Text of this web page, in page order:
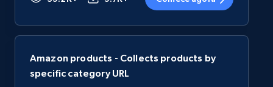
Amazon products - Collects products by
specific category URL